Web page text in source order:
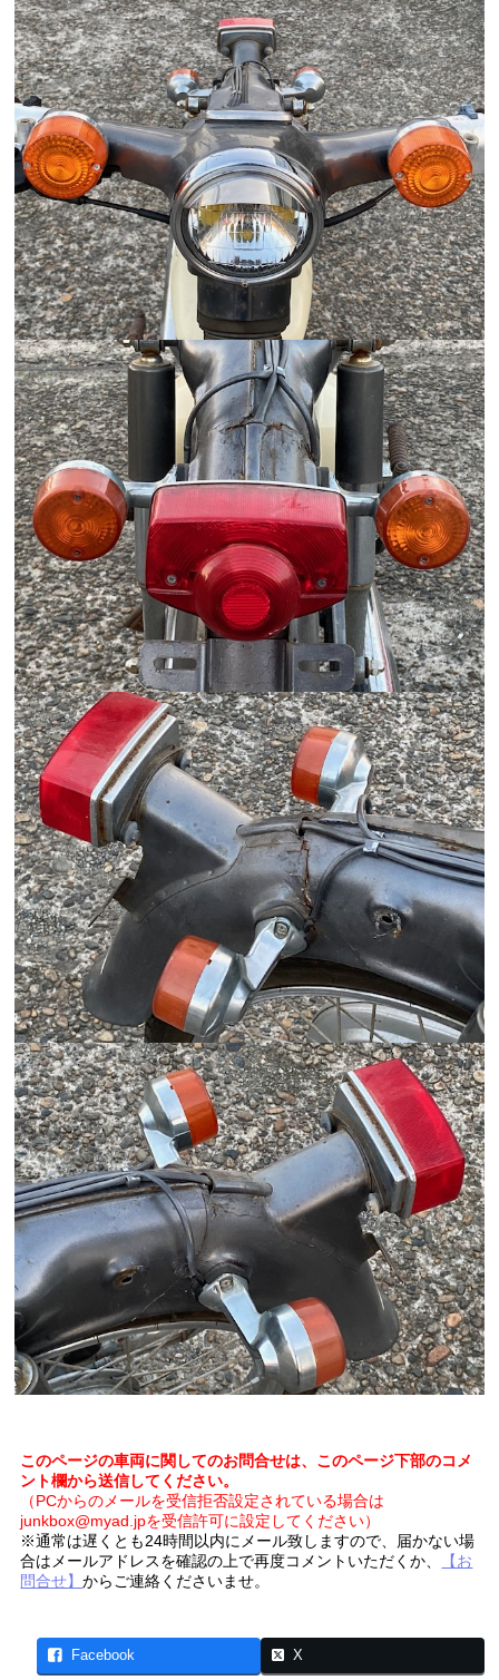
このページの車両に関してのお問合せは、このページ下部のコメ
ント欄から送信してください。
（PCからのメールを受信拒否設定されている場合は
junkbox@myad.jpを受信許可に設定してください）
※通常は遅くとも24時間以内にメール致しますので、届かない場
合はメールアドレスを確認の上で再度コメントいただくか、
【お
問合せ】からご連絡くださいませ。
Facebook X